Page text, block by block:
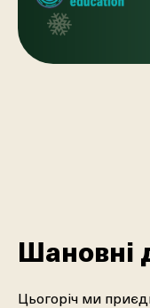
Шановні
Цьогоріч ми